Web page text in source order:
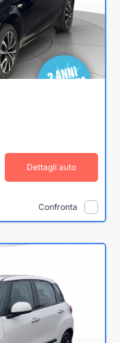
Dettagli auto
Confronta